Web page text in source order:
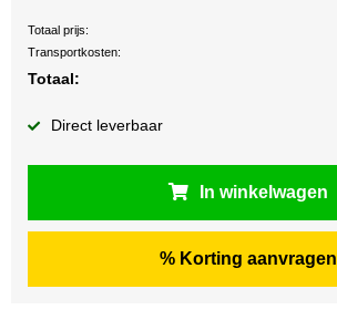
Totaal prijs:
Transportkosten:
Totaal:
Direct leverbaar
In winkelwagen
% Korting aanvragen